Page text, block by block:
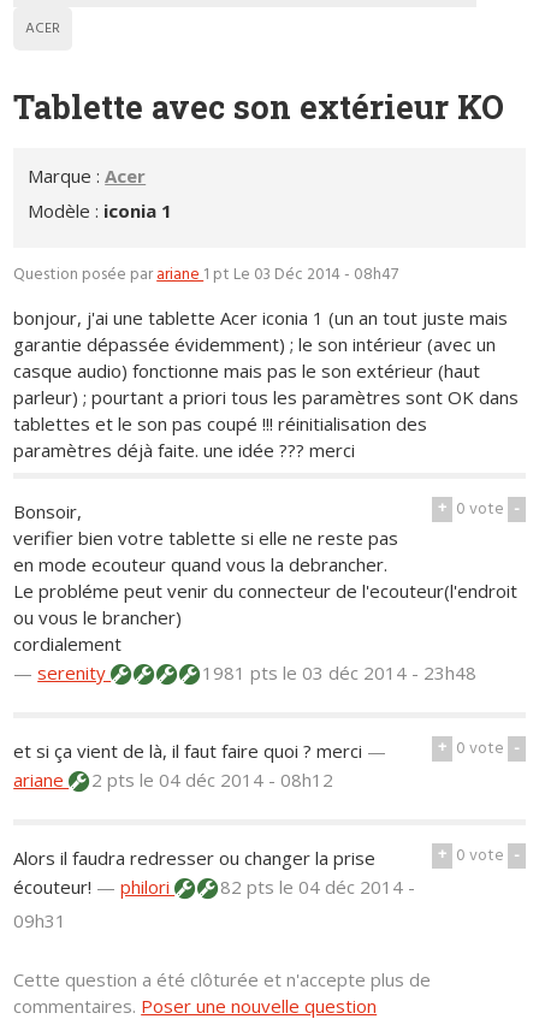
ACER
Tablette avec son extérieur KO
Marque :Acer
Modèle : iconia 1
Question posée parariane1 pt Le 03 Déc 2014 - 08h47
bonjour, j'ai une tablette Acer iconia 1 (un an tout juste mais
garantie dépassée évidemment) ; le son intérieur (avec un
casque audio) fonctionne mais pas le son extérieur (haut
parleur) ; pourtant a priori tous les paramètres sont OK dans
tablettes et le son pas coupé !!! réinitialisation des
paramètres déjà faite. une idée ??? merci
+ 0vote -
Bonsoir,
verifier bien votre tablette si elle ne reste pas
en mode ecouteur quand vous la debrancher.
Le probléme peut venir du connecteur de l'ecouteur(l'endroit
ou vous le brancher)
cordialement
—serenity 1981 ptsle 03 déc 2014 - 23h48
+ 0vote -
et si ça vient de là, il faut faire quoi ? merci —
ariane
2 ptsle 04 déc 2014 - 08h12
+ 0vote -
Alors il faudra redresser ou changer la prise
écouteur! —philori 82 ptsle 04 déc 2014 -
09h31
Cette question a été clôturée et n'accepte plus de
commentaires. Poser une nouvelle question